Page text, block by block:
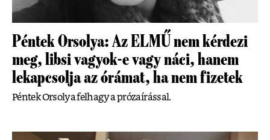
Péntek Orsolya: Az ELMŰ nem kérdezi
meg, libsi vagyok-e vagy náci, hanem
lekapcsolja az órámat, ha nem fizetek
Péntek Orsolya felhagy a prózaírással.